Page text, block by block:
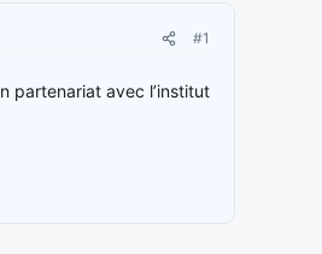
#1
partenariat avec l’institut